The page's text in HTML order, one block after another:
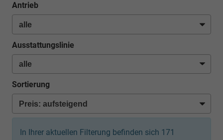
Antrieb
Ausstattungslinie
Sortierung
In Ihrer aktuellen Filterung befinden sich 171